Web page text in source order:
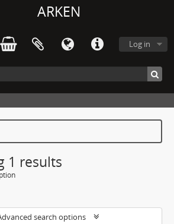
ARKEN
Log in
1 results
search options